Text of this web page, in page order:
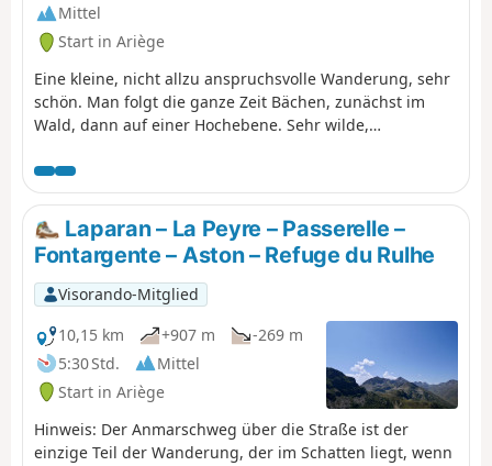
Mittel
Start in Ariège
Eine kleine, nicht allzu anspruchsvolle Wanderung, sehr
schön. Man folgt die ganze Zeit Bächen, zunächst im
Wald, dann auf einer Hochebene. Sehr wilde,
Zelten, mit Bäumen in Hülle und Fülle, majestätischen
Felsen und einem wasserreichen, aber ruhigen Fluss.
Sehr guter Bestand an Bachforellen im Fluss. Auch der
See ist voller Fische, darunter große Bachforellen und
Regenbogenforellen, die eventuell die Gaumen der
Feinschmecker erfreuen könnten.
Laparan – La Peyre – Passerelle –
Fontargente – Aston – Refuge du Rulhe
Visorando-Mitglied
10,15 km
+907 m
-269 m
5:30 Std.
Mittel
Start in Ariège
Hinweis: Der Anmarschweg über die Straße ist der
einzige Teil der Wanderung, der im Schatten liegt, wenn